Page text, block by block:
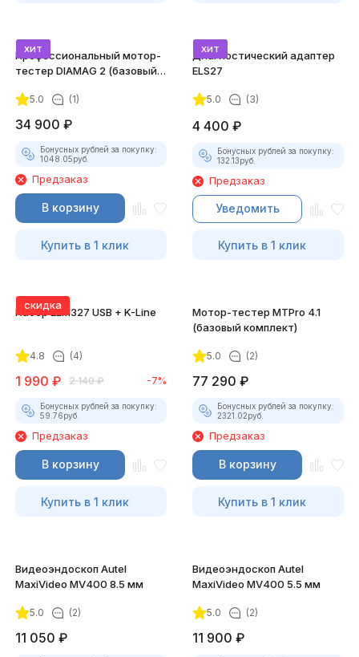
хит
Профессиональный мотор-
тестер DIAMAG 2 (базовый
5.0 (1)
34 900 ₽
Бонусных рублей за покупку:
1048.05руб.
Предзаказ
В корзину
Купить в 1 клик
хит
Диагностический адаптер
ELS27
5.0 (3)
4 400 ₽
Бонусных рублей за покупку:
132.13руб.
Предзаказ
Уведомить
Купить в 1 клик
скидка
Набор ELM327 USB + K-Line
4.8 (4)
1 990 ₽ 2 140 ₽ -7%
Бонусных рублей за покупку:
59.76руб.
Предзаказ
В корзину
Купить в 1 клик
Мотор-тестер MTPro 4.1
(базовый комплект)
5.0 (2)
77 290 ₽
Бонусных рублей за покупку:
2321.02руб.
Предзаказ
В корзину
Купить в 1 клик
Видеоэндоскоп Autel
MaxiVideo MV400 8.5 мм
5.0 (2)
11 050 ₽
Видеоэндоскоп Autel
MaxiVideo MV400 5.5 мм
5.0 (2)
11 900 ₽